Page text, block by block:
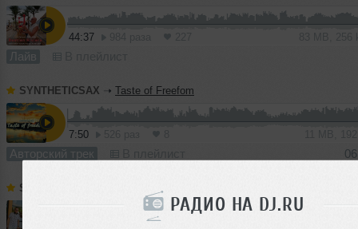
РАДИО НА DJ.RU
44:37
Лайв
SYNTHETICSAX ➝ Taste of Freefom
7:50
Авторский трек
SYNTHETICSAX